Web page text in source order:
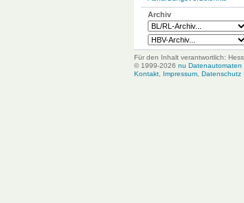
Archiv
Für den Inhalt verantwortlich:
© 1999-2026 nu Datenautomaten
Kontakt, Impressum, Datenschutz